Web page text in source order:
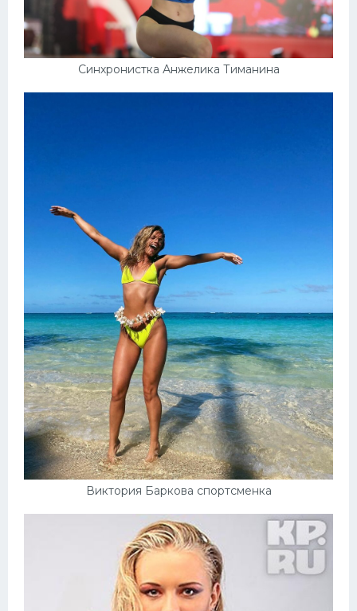
Синхронистка Анжелика Тиманина
Виктория Баркова спортсменка